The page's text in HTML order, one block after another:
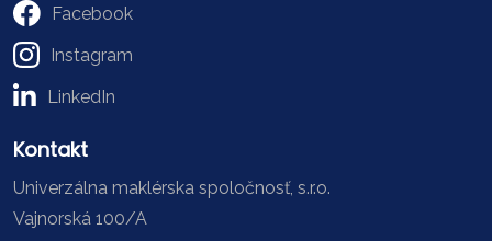
Facebook
Instagram
LinkedIn
Kontakt
Univerzálna maklérska spoločnosť, s.r.o.
Vajnorská 100/A